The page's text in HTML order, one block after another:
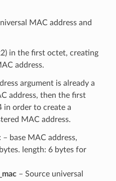
MAC address and
in the first octet, creating
address.
argument is already a
address, then the first
in order to create a
MAC address.
– base MAC address,
length: 6 bytes for
– Source universal